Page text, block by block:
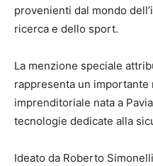
provenienti dal mondo
ricerca e dello sport.
La menzione speciale
rappresenta un
imprenditoriale nata a
tecnologie dedicate alla
Ideato da Roberto